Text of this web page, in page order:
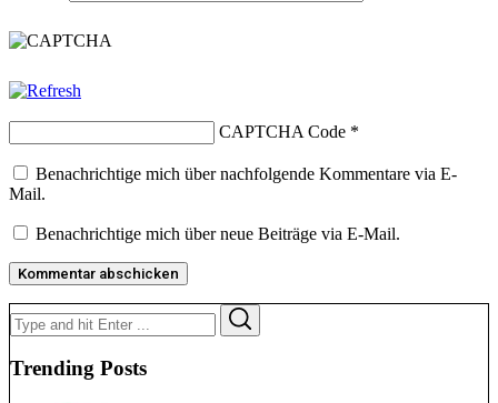
CAPTCHA Code *
Benachrichtige mich über nachfolgende Kommentare via E-
Mail.
Benachrichtige mich über neue Beiträge via E-Mail.
Search
for:
Trending Posts